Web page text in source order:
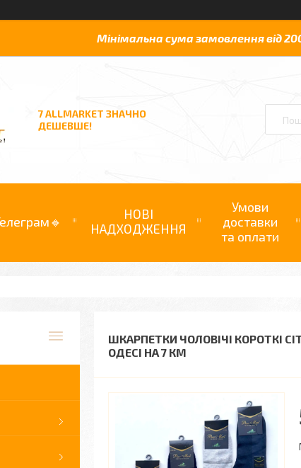
Мінімальна сума замовлення від
7 ALLMARKET ЗНАЧНО
ДЕШЕВШЕ!
НОВІ
НАДХОДЖЕННЯ
Умови
доставки
та оплати
ШКАРПЕТКИ ЧОЛОВІЧІ КОРОТКІ
ОДЕСІ НА 7 КМ